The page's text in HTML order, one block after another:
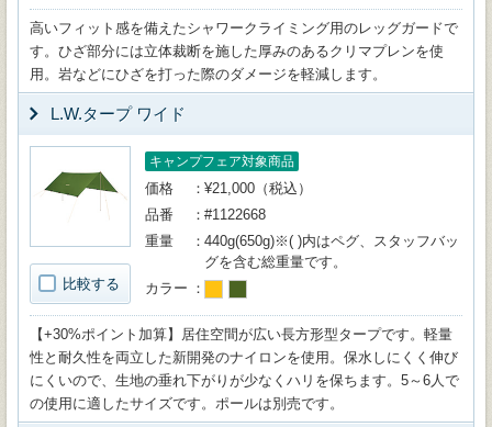
高いフィット感を備えたシャワークライミング用のレッグガードで
す。ひざ部分には立体裁断を施した厚みのあるクリマプレンを使
用。岩などにひざを打った際のダメージを軽減します。
L.W.タープ ワイド
比較する
キャンプフェア対象商品
価格
¥21,000（税込）
品番
#1122668
重量
440g(650g)※( )内はペグ、スタッフバッ
グを含む総重量です。
カラー
【+30%ポイント加算】居住空間が広い長方形型タープです。軽量
性と耐久性を両立した新開発のナイロンを使用。保水しにくく伸び
にくいので、生地の垂れ下がりが少なくハリを保ちます。5～6人で
の使用に適したサイズです。ポールは別売です。